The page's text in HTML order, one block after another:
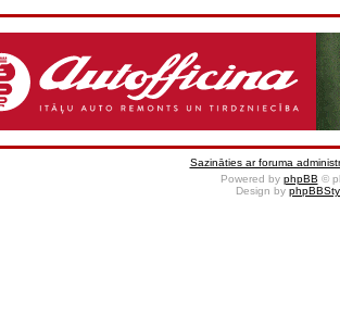
Sazināties ar foruma
Powered by phpBB ©
Design by